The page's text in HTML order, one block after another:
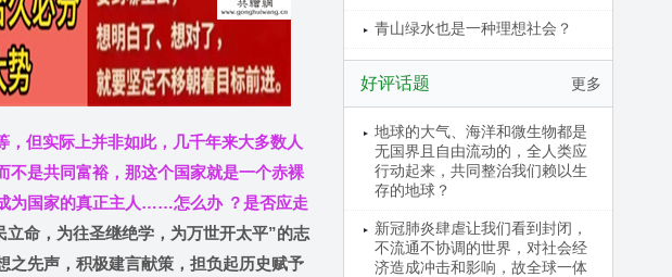
，但实际上并非如此，几千年来大多数人
不是共同富裕，那这个国家就是一个赤裸
为国家的真正主人……怎么办 ？是否应走
命，为往圣继绝学，为万世开太平”的志
之先声，积极建言献策，担负起历史赋予
青山绿水也是一种理想社会？
更多
好评话题
地球的大气、海洋和微生物都是
无国界且自由流动的，全人类应
行动起来，共同整治我们赖以生
存的地球？
新冠肺炎肆虐让我们看到封闭，
不流通不协调的世界，对社会经
济造成冲击和影响，故全球一体